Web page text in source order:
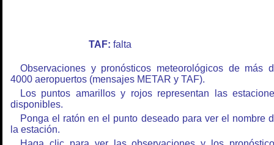
TAF: falta
Observaciones y pronósticos meteorológicos de más
4000 aeropuertos (mensajes METAR y TAF).
Los puntos amarillos y rojos representan las
disponibles.
Ponga el ratón en el punto deseado para ver el nombre
la estación.